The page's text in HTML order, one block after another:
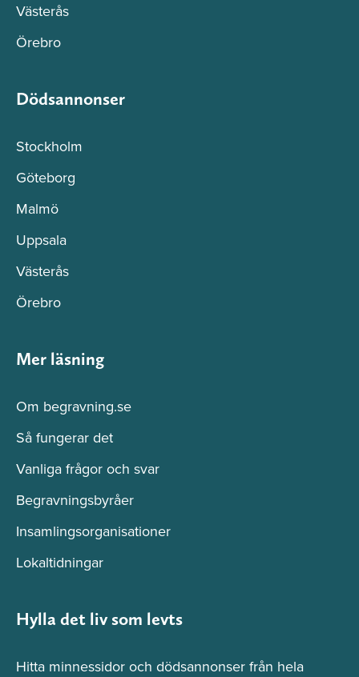
Västerås
Örebro
Dödsannonser
Stockholm
Göteborg
Malmö
Uppsala
Västerås
Örebro
Mer läsning
Om begravning.se
Så fungerar det
Vanliga frågor och svar
Begravningsbyråer
Insamlingsorganisationer
Lokaltidningar
Hylla det liv som levts
Hitta minnessidor och dödsannonser från hela